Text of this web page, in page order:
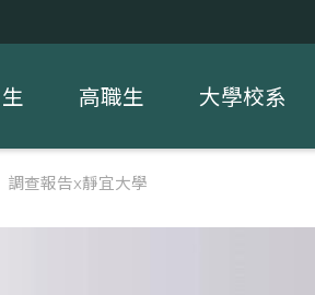
高職生 大學校系
調查報告x靜宜大學